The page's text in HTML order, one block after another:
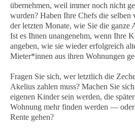
übernehmen, weil immer noch nicht
wurden? Haben Ihre Chefs die selben
der letzten Monate, wie Sie die ganze
Ist es Ihnen unangenehm, wenn Ihre
angeben, wie sie wieder erfolgreich
Mieter*innen aus ihren Wohnungen
Fragen Sie sich, wer letztlich die
Akelius zahlen muss? Machen Sie
eigenen Kinder sein werden, die
Wohnung mehr finden werden — oder
Rente gehen?